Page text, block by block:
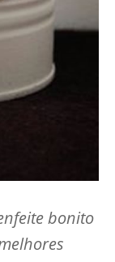
bonito